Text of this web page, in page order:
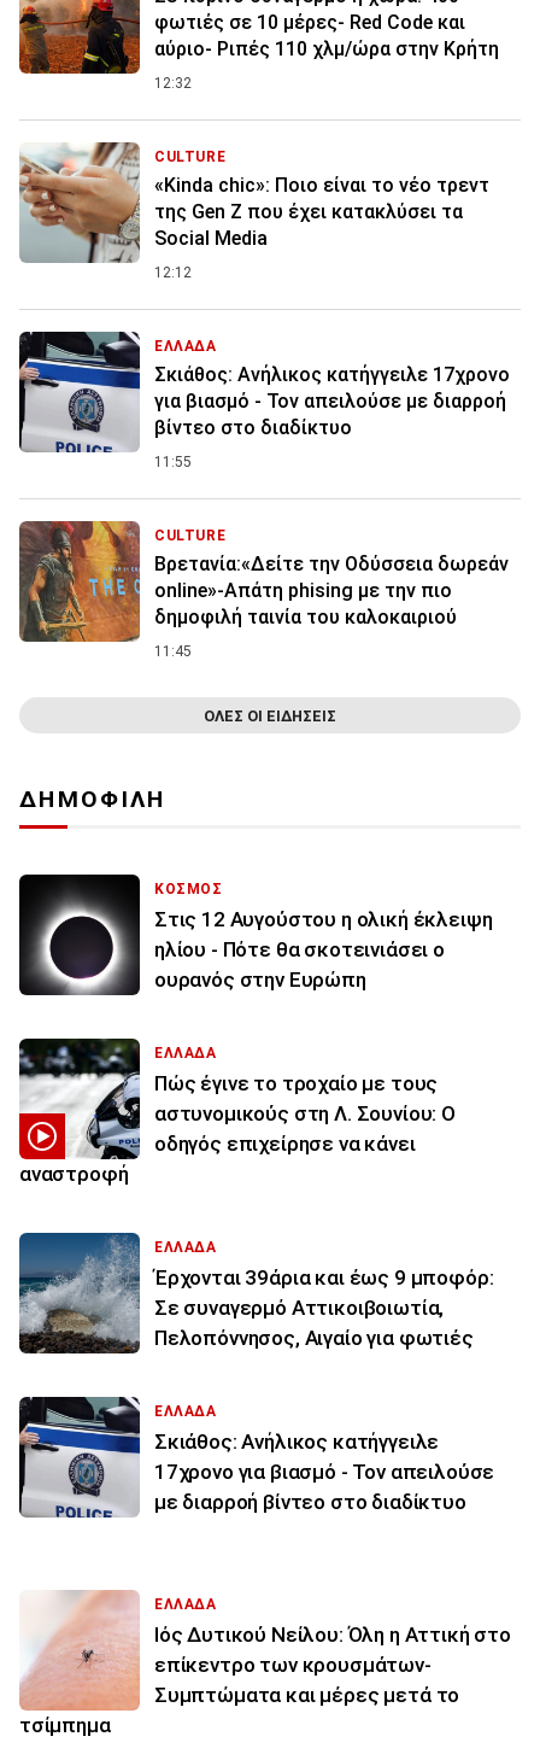
φωτιές σε 10 μέρες- Red Code και
αύριο- Ριπές 110 χλμ/ώρα στην Κρήτη
12:32
CULTURE
«Kinda chic»: Ποιο είναι το νέο τρεντ
της Gen Z που έχει κατακλύσει τα
Social Media
12:12
ΕΛΛΑΔΑ
Σκιάθος: Ανήλικος κατήγγειλε 17χρονο
για βιασμό - Τον απειλούσε με διαρροή
βίντεο στο διαδίκτυο
11:55
CULTURE
Βρετανία:«Δείτε την Οδύσσεια δωρεάν
online»-Απάτη phising με την πιο
δημοφιλή ταινία του καλοκαιριού
11:45
ΟΛΕΣ ΟΙ ΕΙΔΗΣΕΙΣ
ΔΗΜΟΦΙΛΗ
ΚΟΣΜΟΣ
Στις 12 Αυγούστου η ολική έκλειψη
ηλίου - Πότε θα σκοτεινιάσει ο
ουρανός στην Ευρώπη
ΕΛΛΑΔΑ
Πώς έγινε το τροχαίο με τους
αστυνομικούς στη Λ. Σουνίου: Ο
οδηγός επιχείρησε να κάνει
αναστροφή
ΕΛΛΑΔΑ
Έρχονται 39άρια και έως 9 μποφόρ:
Σε συναγερμό Αττικοιβοιωτία,
Πελοπόννησος, Αιγαίο για φωτιές
ΕΛΛΑΔΑ
Σκιάθος: Ανήλικος κατήγγειλε
17χρονο για βιασμό - Τον απειλούσε
με διαρροή βίντεο στο διαδίκτυο
ΕΛΛΑΔΑ
Ιός Δυτικού Νείλου: Όλη η Αττική στο
επίκεντρο των κρουσμάτων-
Συμπτώματα και μέρες μετά το
τσίμπημα